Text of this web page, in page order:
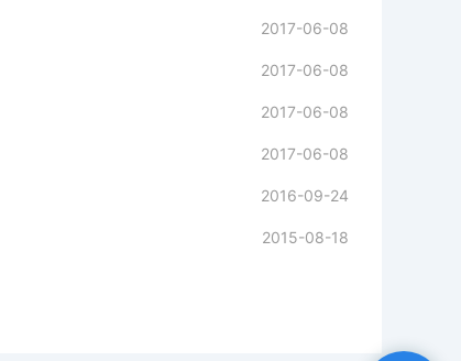
2017-06-08
2017-06-08
2017-06-08
2017-06-08
2016-09-24
2015-08-18